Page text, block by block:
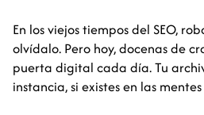
En los viejos tiempos del SEO,
olvídalo. Pero hoy, docenas de
puerta digital cada día. Tu
instancia, si existes en las